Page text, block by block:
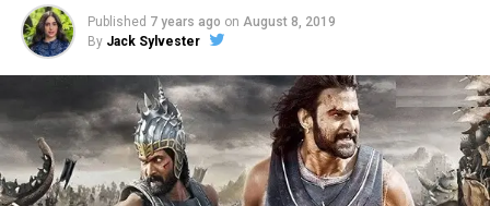
Published 7 years ago on August 8, 2019
By Jack Sylvester